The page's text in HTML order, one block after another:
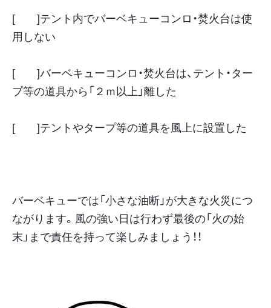
[ ]テント内でバーベキューコンロ・焚火台は使
用しない
[ ]バーベキューコンロ・焚火台は、テント・ター
プ等の道具から「２ｍ以上」離した
[ ]テントやタープ等の道具を風上に設置した
バーベキューでは「小さな油断」が大きな火災につ
ながります。風の強い日は行わず最後の「火の始
末」まで責任を持って楽しみましょう！！